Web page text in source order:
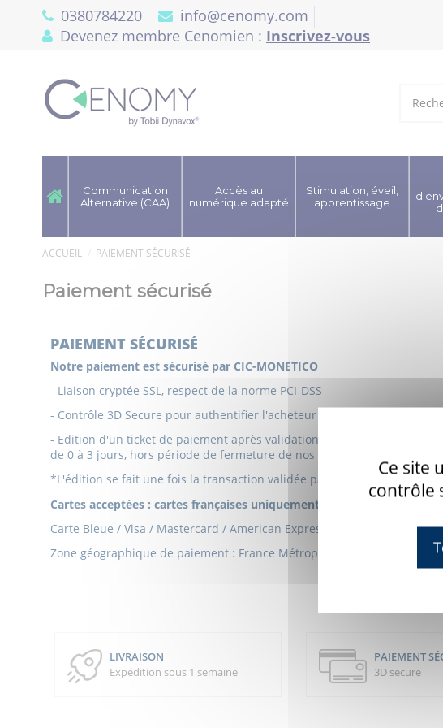
0380784220
info@cenomy.com
Devenez membre Cenomien : Inscrivez-vous
Communication
Alternative (CAA)
Accès au
numérique adapté
Stimulation, éveil,
apprentissage
ACCUEIL PAIEMENT SÉCURISÉ
Paiement sécurisé
PAIEMENT SÉCURISÉ
Notre paiement est sécurisé par CIC-MONETICO
- Liaison cryptée SSL, respect de la norme PCI-DSS
- Contrôle 3D Secure pour authentifier l'acheteur lors d'un paiement par
- Edition d'un ticket de paiement après validation par notre service
de 0 à 3 jours, hors période de fermeture de nos bureaux)
*L'édition se fait une fois la transaction validée par notre service
Cartes acceptées : cartes françaises uniquement
Carte Bleue / Visa / Mastercard / American Express
Zone géographique de paiement : France Métropolitaine
LIVRAISON
Expédition sous 1 semaine
PAIEMENT
3D secure
Panneau de gestion des cookies
Ce site
contrôle